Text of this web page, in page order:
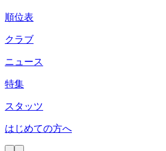
順位表
クラブ
ニュース
特集
スタッツ
はじめての方へ